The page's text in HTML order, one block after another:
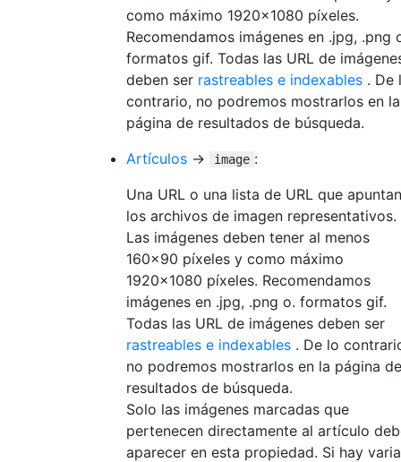
como máximo 1920x1080 píxeles.
Recomendamos imágenes en .jpg, .png
formatos gif. Todas las URL de
deben ser rastreables e indexables . De
contrario, no podremos mostrarlos en la
página de resultados de búsqueda.
Artículos → image :
Una URL o una lista de URL que
los archivos de imagen representativos.
Las imágenes deben tener al menos
160x90 píxeles y como máximo
1920x1080 píxeles. Recomendamos
imágenes en .jpg, .png o. formatos gif.
Todas las URL de imágenes deben ser
rastreables e indexables . De lo
no podremos mostrarlos en la página de
resultados de búsqueda.
Solo las imágenes marcadas que
pertenecen directamente al artículo
aparecer en esta propiedad. Si hay